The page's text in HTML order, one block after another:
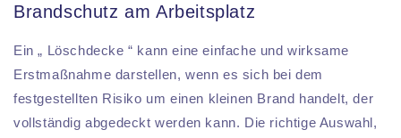
Brandschutz am Arbeitsplatz
Ein „ Löschdecke “ kann eine einfache und wirksame
Erstmaßnahme darstellen, wenn es sich bei dem
festgestellten Risiko um einen kleinen Brand handelt, der
vollständig abgedeckt werden kann. Die richtige Auswahl,